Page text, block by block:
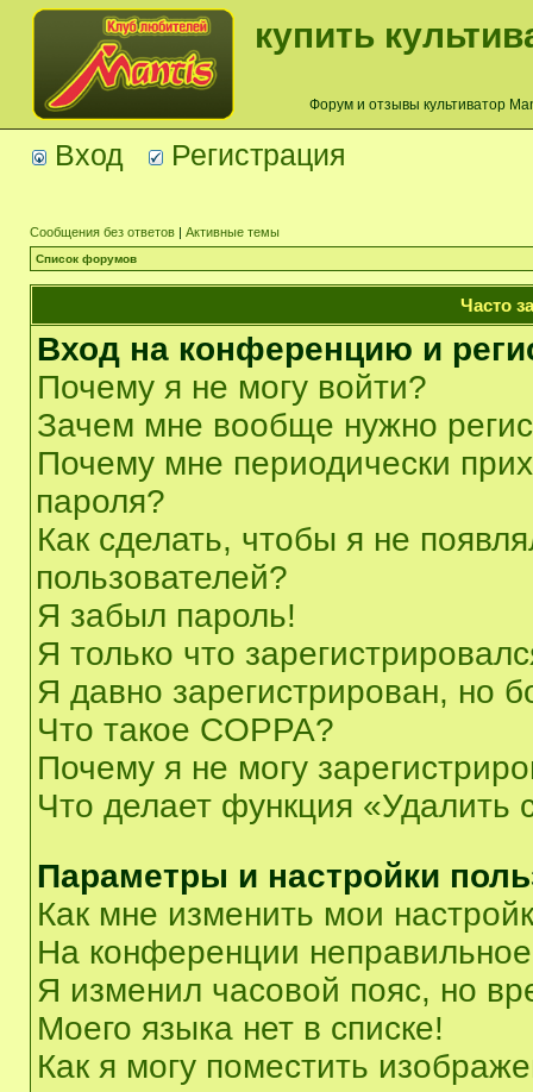
купить
Форум и отзывы культиватор
Вход Регистрация
Сообщения без ответов | Активные темы
Список форумов
Часто
Вход на конференцию и
Почему я не могу войти?
Зачем мне вообще нужно
Почему мне периодически
пароля?
Как сделать, чтобы я не
пользователей?
Я забыл пароль!
Я только что
Я давно зарегистрирован, но
Что такое COPPA?
Почему я не могу
Что делает функция «Удалить
Параметры и настройки
Как мне изменить мои
На конференции
Я изменил часовой пояс, но
Моего языка нет в списке!
Как я могу поместить